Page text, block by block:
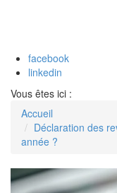
facebook
linkedin
Vous êtes ici :
Accueil
Déclaration des
année ?